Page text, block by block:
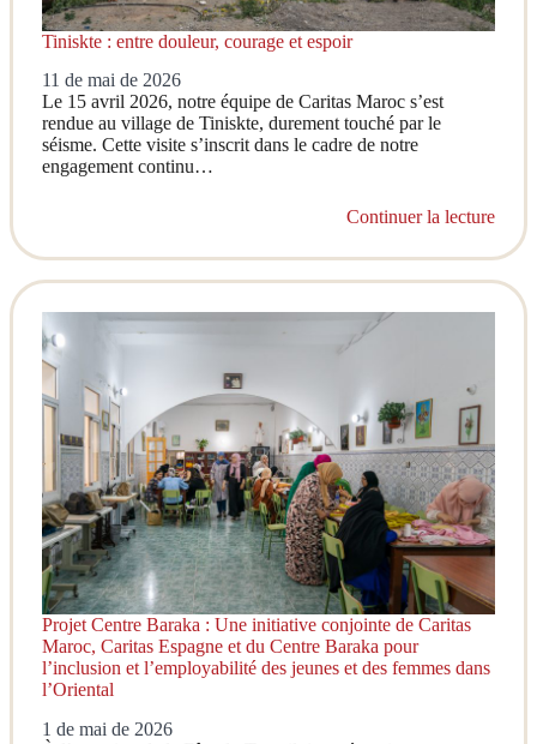
Tiniskte : entre douleur, courage et espoir
11 de mai de 2026
Le 15 avril 2026, notre équipe de Caritas Maroc s’est
rendue au village de Tiniskte, durement touché par le
séisme. Cette visite s’inscrit dans le cadre de notre
engagement continu…
Continuer la lecture
Projet Centre Baraka : Une initiative conjointe de Caritas
Maroc, Caritas Espagne et du Centre Baraka pour
l’inclusion et l’employabilité des jeunes et des femmes dans
l’Oriental
1 de mai de 2026